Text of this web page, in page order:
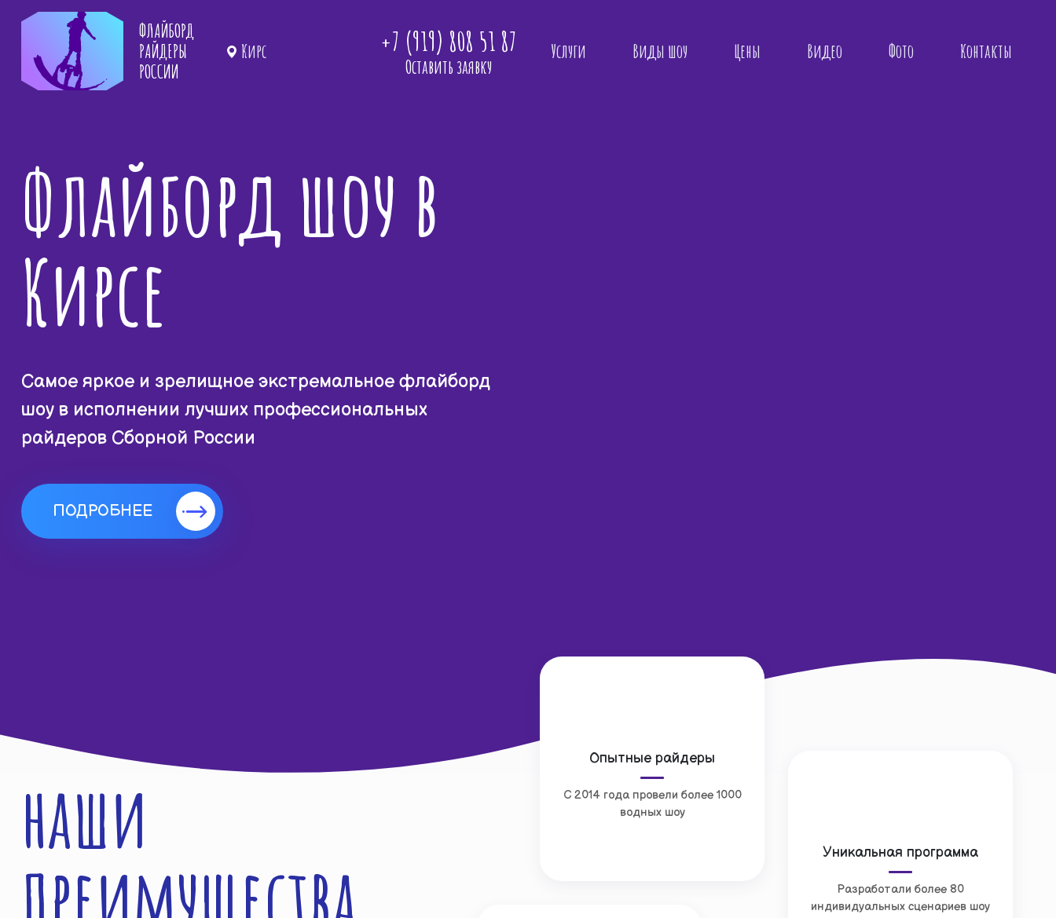
ФЛАЙБОРД
РАЙДЕРЫ
РОССИИ
Кирс +7 (919) 808 51 87
Оставить заявку
Услуги Виды шоу Цены Видео Фото Контакты
Флайборд шоу в
Кирсе
Самое яркое и зрелищное экстремальное флайборд
шоу в исполнении лучших профессиональных
райдеров Сборной России
ПОДРОБНЕЕ
наши
Опытные райдеры
С 2014 года провели более 1000
водных шоу
Уникальная программа
Разработали более 80
индивидуальных сценариев шоу